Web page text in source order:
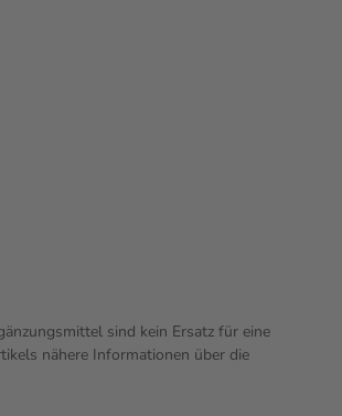
sind kein Ersatz für eine
nähere Informationen über die